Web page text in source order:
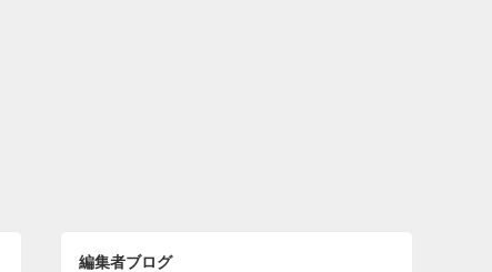
編集者ブログ